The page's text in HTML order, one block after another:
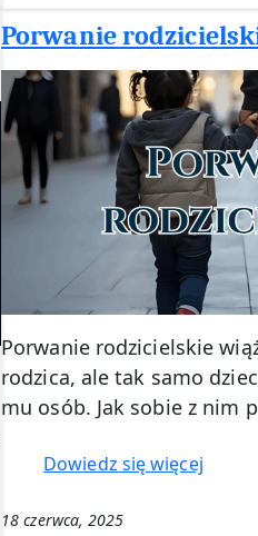
Porwanie
Porwanie rodzicielskie
rodzica, ale tak samo
mu osób. Jak sobie z nim
Dowiedz się więcej:
18 czerwca, 2025